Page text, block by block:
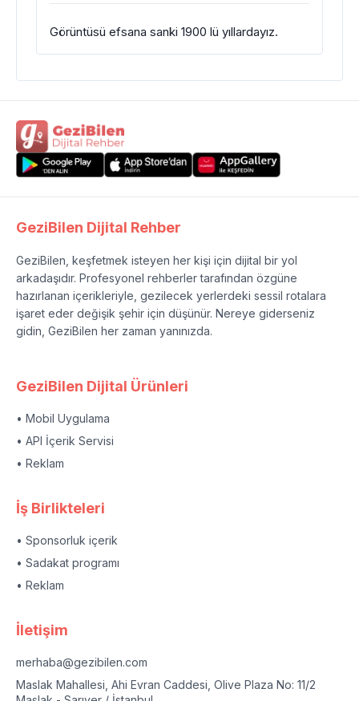
Görüntüsü efsana sanki 1900 lü yıllardayız.
GeziBilen Dijital Rehber
GeziBilen, keşfetmek isteyen her kişi için dijital bir yol
arkadaşıdır. Profesyonel rehberler tarafından özgüne
hazırlanan içerikleriyle, gezilecek yerlerdeki sessil rotalara
işaret eder değişik şehir için düşünür. Nereye giderseniz
gidin, GeziBilen her zaman yanınızda.
GeziBilen Dijital Ürünleri
• Mobil Uygulama
• API İçerik Servisi
• Reklam
İş Birlikteleri
• Sponsorluk içerik
• Sadakat programı
• Reklam
İletişim
merhaba@gezibilen.com
Maslak Mahallesi, Ahi Evran Caddesi, Olive Plaza No: 11/2